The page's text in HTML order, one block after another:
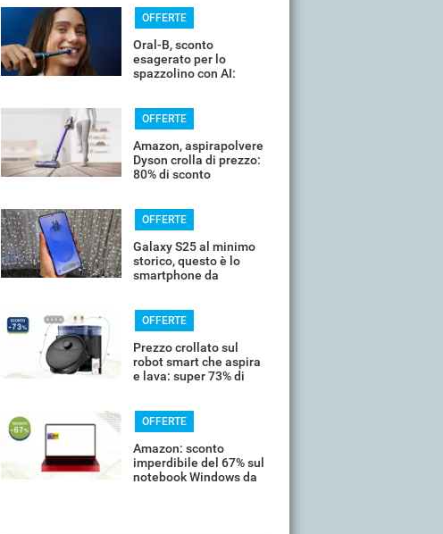
OFFERTE
Oral-B, sconto
esagerato per lo
spazzolino con AI:
OFFERTE
Amazon, aspirapolvere
Dyson crolla di prezzo:
80% di sconto
OFFERTE
Galaxy S25 al minimo
storico, questo è lo
smartphone da
OFFERTE
Prezzo crollato sul
robot smart che aspira
e lava: super 73% di
OFFERTE
Amazon: sconto
imperdibile del 67% sul
notebook Windows da